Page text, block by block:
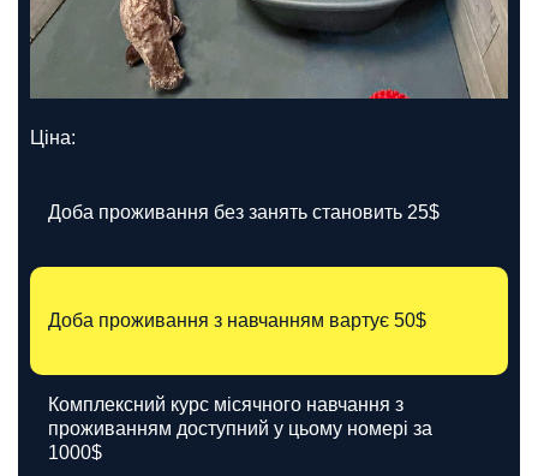
Ціна:
Доба проживання без занять становить 25$
Доба проживання з навчанням вартує 50$
Комплексний курс місячного навчання з
проживанням доступний у цьому номері за
1000$